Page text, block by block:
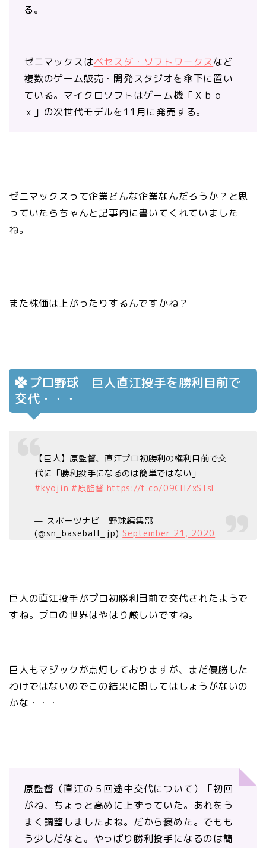
る。
ゼニマックスはベセスダ・ソフトワークスなど
複数のゲーム販売・開発スタジオを傘下に置い
ている。マイクロソフトはゲーム機「Ｘｂｏ
ｘ」の次世代モデルを11月に発売する。
ゼニマックスって企業どんな企業なんだろうか？と思
っていたらちゃんと記事内に書いてくれていました
ね。
また株価は上がったりするんですかね？
プロ野球 巨人直江投手を勝利目前で
交代・・・
【巨人】原監督、直江プロ初勝利の権利目前で交
代に「勝利投手になるのは簡単ではない」
#kyojin #原監督 https://t.co/09CHZxSTsE
— スポーツナビ 野球編集部
(@sn_baseball_jp) September 21, 2020
巨人の直江投手がプロ初勝利目前で交代されたようで
すね。プロの世界はやはり厳しいですね。
巨人もマジックが点灯しておりますが、まだ優勝した
わけではないのでこの結果に関してはしょうがないの
かな・・・
原監督（直江の５回途中交代について）「初回
がね、ちょっと高めに上ずっていた。あれをう
まく調整しましたよね。だから褒めた。でもも
う少しだなと。やっぱり勝利投手になるのは簡